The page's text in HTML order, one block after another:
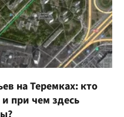
на Теремках: кто
при чем здесь